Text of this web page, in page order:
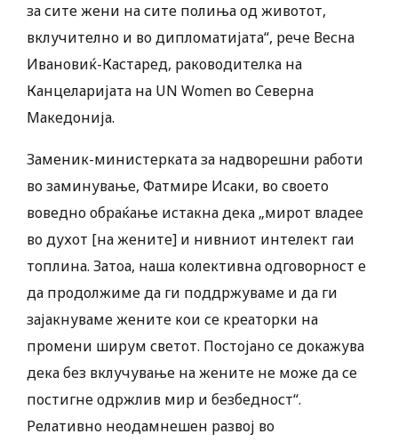
за сите жени на сите полиња од животот,
вклучително и во дипломатијата“, рече Весна
Ивановиќ-Кастаред, раководителка на
Канцеларијата на UN Women во Северна
Македонија.
Заменик-министерката за надворешни работи
во заминување, Фатмире Исаки, во своето
воведно обраќање истакна дека „мирот владее
во духот [на жените] и нивниот интелект гаи
топлина. Затоа, наша колективна одговорност е
да продолжиме да ги поддржуваме и да ги
зајакнуваме жените кои се креаторки на
промени ширум светот. Постојано се докажува
дека без вклучување на жените не може да се
постигне одржлив мир и безбедност“.
Релативно неодамнешен развој во